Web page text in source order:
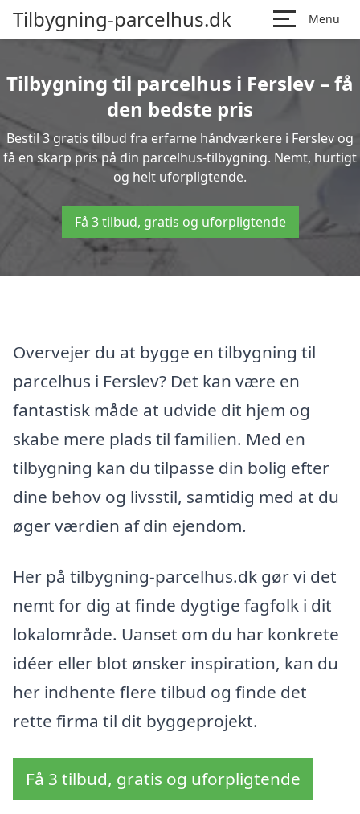
Tilbygning-parcelhus.dk Menu
Tilbygning til parcelhus i Ferslev – få
den bedste pris
Bestil 3 gratis tilbud fra erfarne håndværkere i Ferslev og
få en skarp pris på din parcelhus-tilbygning. Nemt, hurtigt
og helt uforpligtende.
Få 3 tilbud, gratis og uforpligtende
Overvejer du at bygge en tilbygning til
parcelhus i Ferslev? Det kan være en
fantastisk måde at udvide dit hjem og
skabe mere plads til familien. Med en
tilbygning kan du tilpasse din bolig efter
dine behov og livsstil, samtidig med at du
øger værdien af din ejendom.
Her på tilbygning-parcelhus.dk gør vi det
nemt for dig at finde dygtige fagfolk i dit
lokalområde. Uanset om du har konkrete
idéer eller blot ønsker inspiration, kan du
her indhente flere tilbud og finde det
rette firma til dit byggeprojekt.
Få 3 tilbud, gratis og uforpligtende